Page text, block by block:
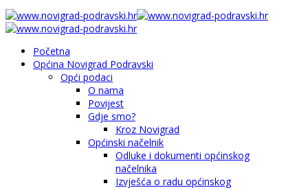
Početna
Općina Novigrad Podravski
Opći podaci
O nama
Povijest
Gdje smo?
Kroz Novigrad
Općinski načelnik
Odluke i dokumenti općinskog
načelnika
Izvješća o radu općinskog